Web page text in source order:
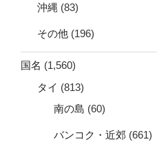
沖縄 (83)
その他 (196)
国名 (1,560)
タイ (813)
南の島 (60)
バンコク・近郊 (661)